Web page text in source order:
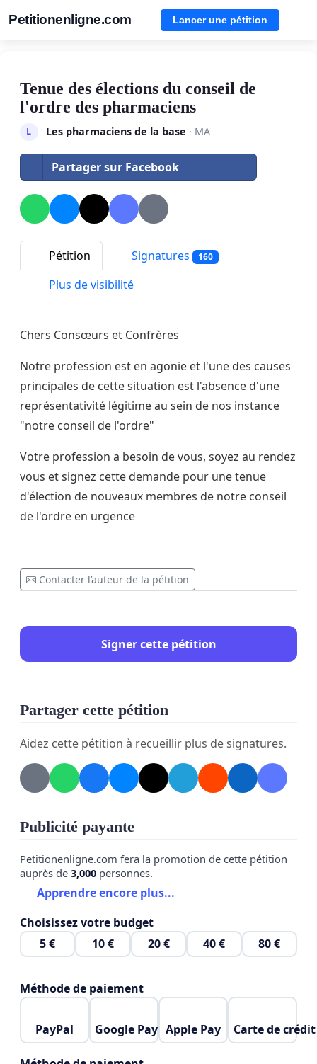
Petitionenligne.com Lancer une pétition
Tenue des élections du conseil de
l'ordre des pharmaciens
L Les pharmaciens de la base · MA
Partager sur Facebook
Pétition Signatures 160
Plus de visibilité
Chers Consœurs et Confrères
Notre profession est en agonie et l'une des causes
principales de cette situation est l'absence d'une
représentativité légitime au sein de nos instance
"notre conseil de l'ordre"
Votre profession a besoin de vous, soyez au rendez
vous et signez cette demande pour une tenue
d'élection de nouveaux membres de notre conseil
de l'ordre en urgence
Contacter l’auteur de la pétition
Signer cette pétition
Partager cette pétition
Aidez cette pétition à recueillir plus de signatures.
Publicité payante
Petitionenligne.com fera la promotion de cette pétition
auprès de 3,000 personnes.
Apprendre encore plus...
Choisissez votre budget
5 €
10 € 20 € 40 € 80 €
Méthode de paiement
PayPal Google Pay Apple Pay Carte de crédit